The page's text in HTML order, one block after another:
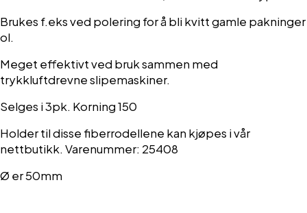
Brukes f.eks ved polering for å bli kvitt gamle pakninger
ol.
Meget effektivt ved bruk sammen med
trykkluftdrevne slipemaskiner.
Selges i 3pk. Korning 150
Holder til disse fiberrodellene kan kjøpes i vår
nettbutikk. Varenummer: 25408
Ø er 50mm